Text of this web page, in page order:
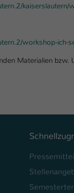
kaiserslautern/
workshop-ich-
Materialien bzw.
Laufzeit 1
Anbieter
Laufzeit 7
Wir verwenden auf
Vimeo, Issuu), um